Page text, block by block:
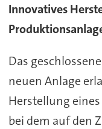
Innovatives
Das
neuen Anlage
Herstellung
bei dem auf den